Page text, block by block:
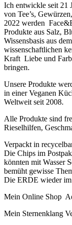
Ich entwickle seit 21
von Tee’s,
2022 werden
Produkte aus Salz,
Wissensbasis aus
wissenschaftlichen
Kraft Liebe und
bringen.
Unsere Produkte
in einer Veganen
Weltweit seit 2008.
Alle Produkte sind
Rieselhilfen,
Verpackt in
Die Chips im
könnten mit Wasser
bemüht gewisse
Die ERDE wieder
Mein Online Shop
Mein Sternenklang